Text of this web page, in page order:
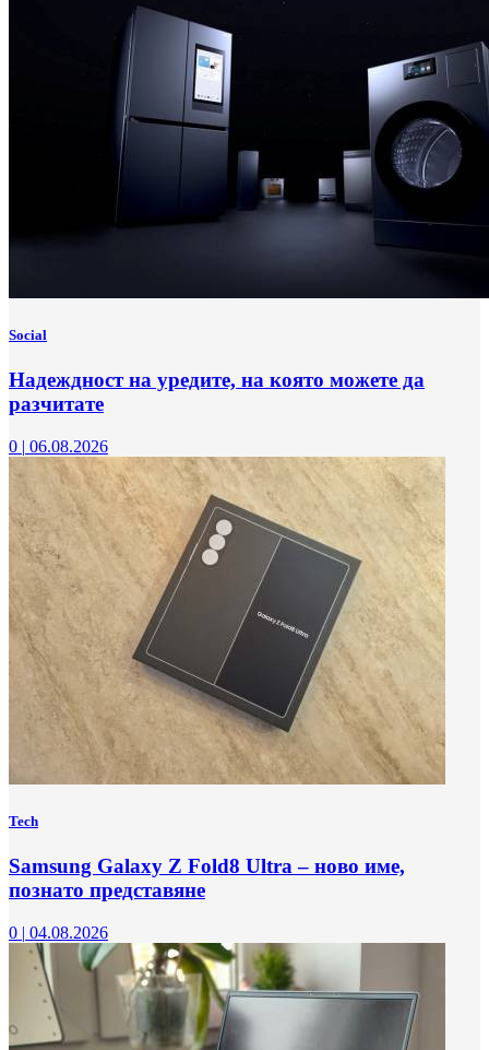
Social
Надеждност на уредите, на която можете да
разчитате
0 | 06.08.2026
Tech
Samsung Galaxy Z Fold8 Ultra – ново име,
познато представяне
0 | 04.08.2026